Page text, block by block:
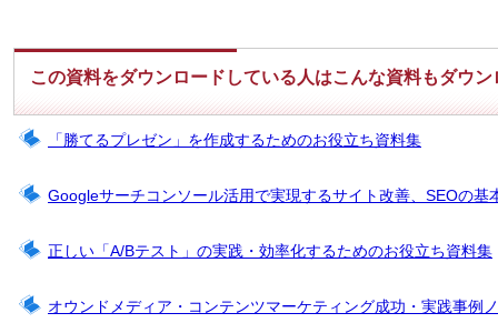
この資料をダウンロードしている人はこんな資料もダウ
「勝てるプレゼン」を作成するためのお役立ち資料集
Googleサーチコンソール活用で実現するサイト改善、SEOの
正しい「A/Bテスト」の実践・効率化するためのお役立ち資料集
オウンドメディア・コンテンツマーケティング成功・実践事例